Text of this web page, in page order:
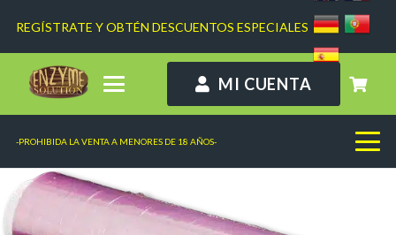
REGÍSTRATE Y OBTÉN DESCUENTOS ESPECIALES
MI CUENTA
-PROHIBIDA LA VENTA A MENORES DE 18 AÑOS-